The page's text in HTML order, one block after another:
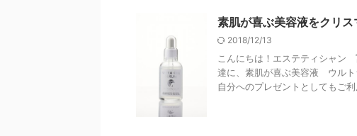
素肌が喜ぶ美容液をクリ
2018/12/13
こんにちは！エステティシャ
達に、素肌が喜ぶ美容液 ウル
自分へのプレゼントとしてもご